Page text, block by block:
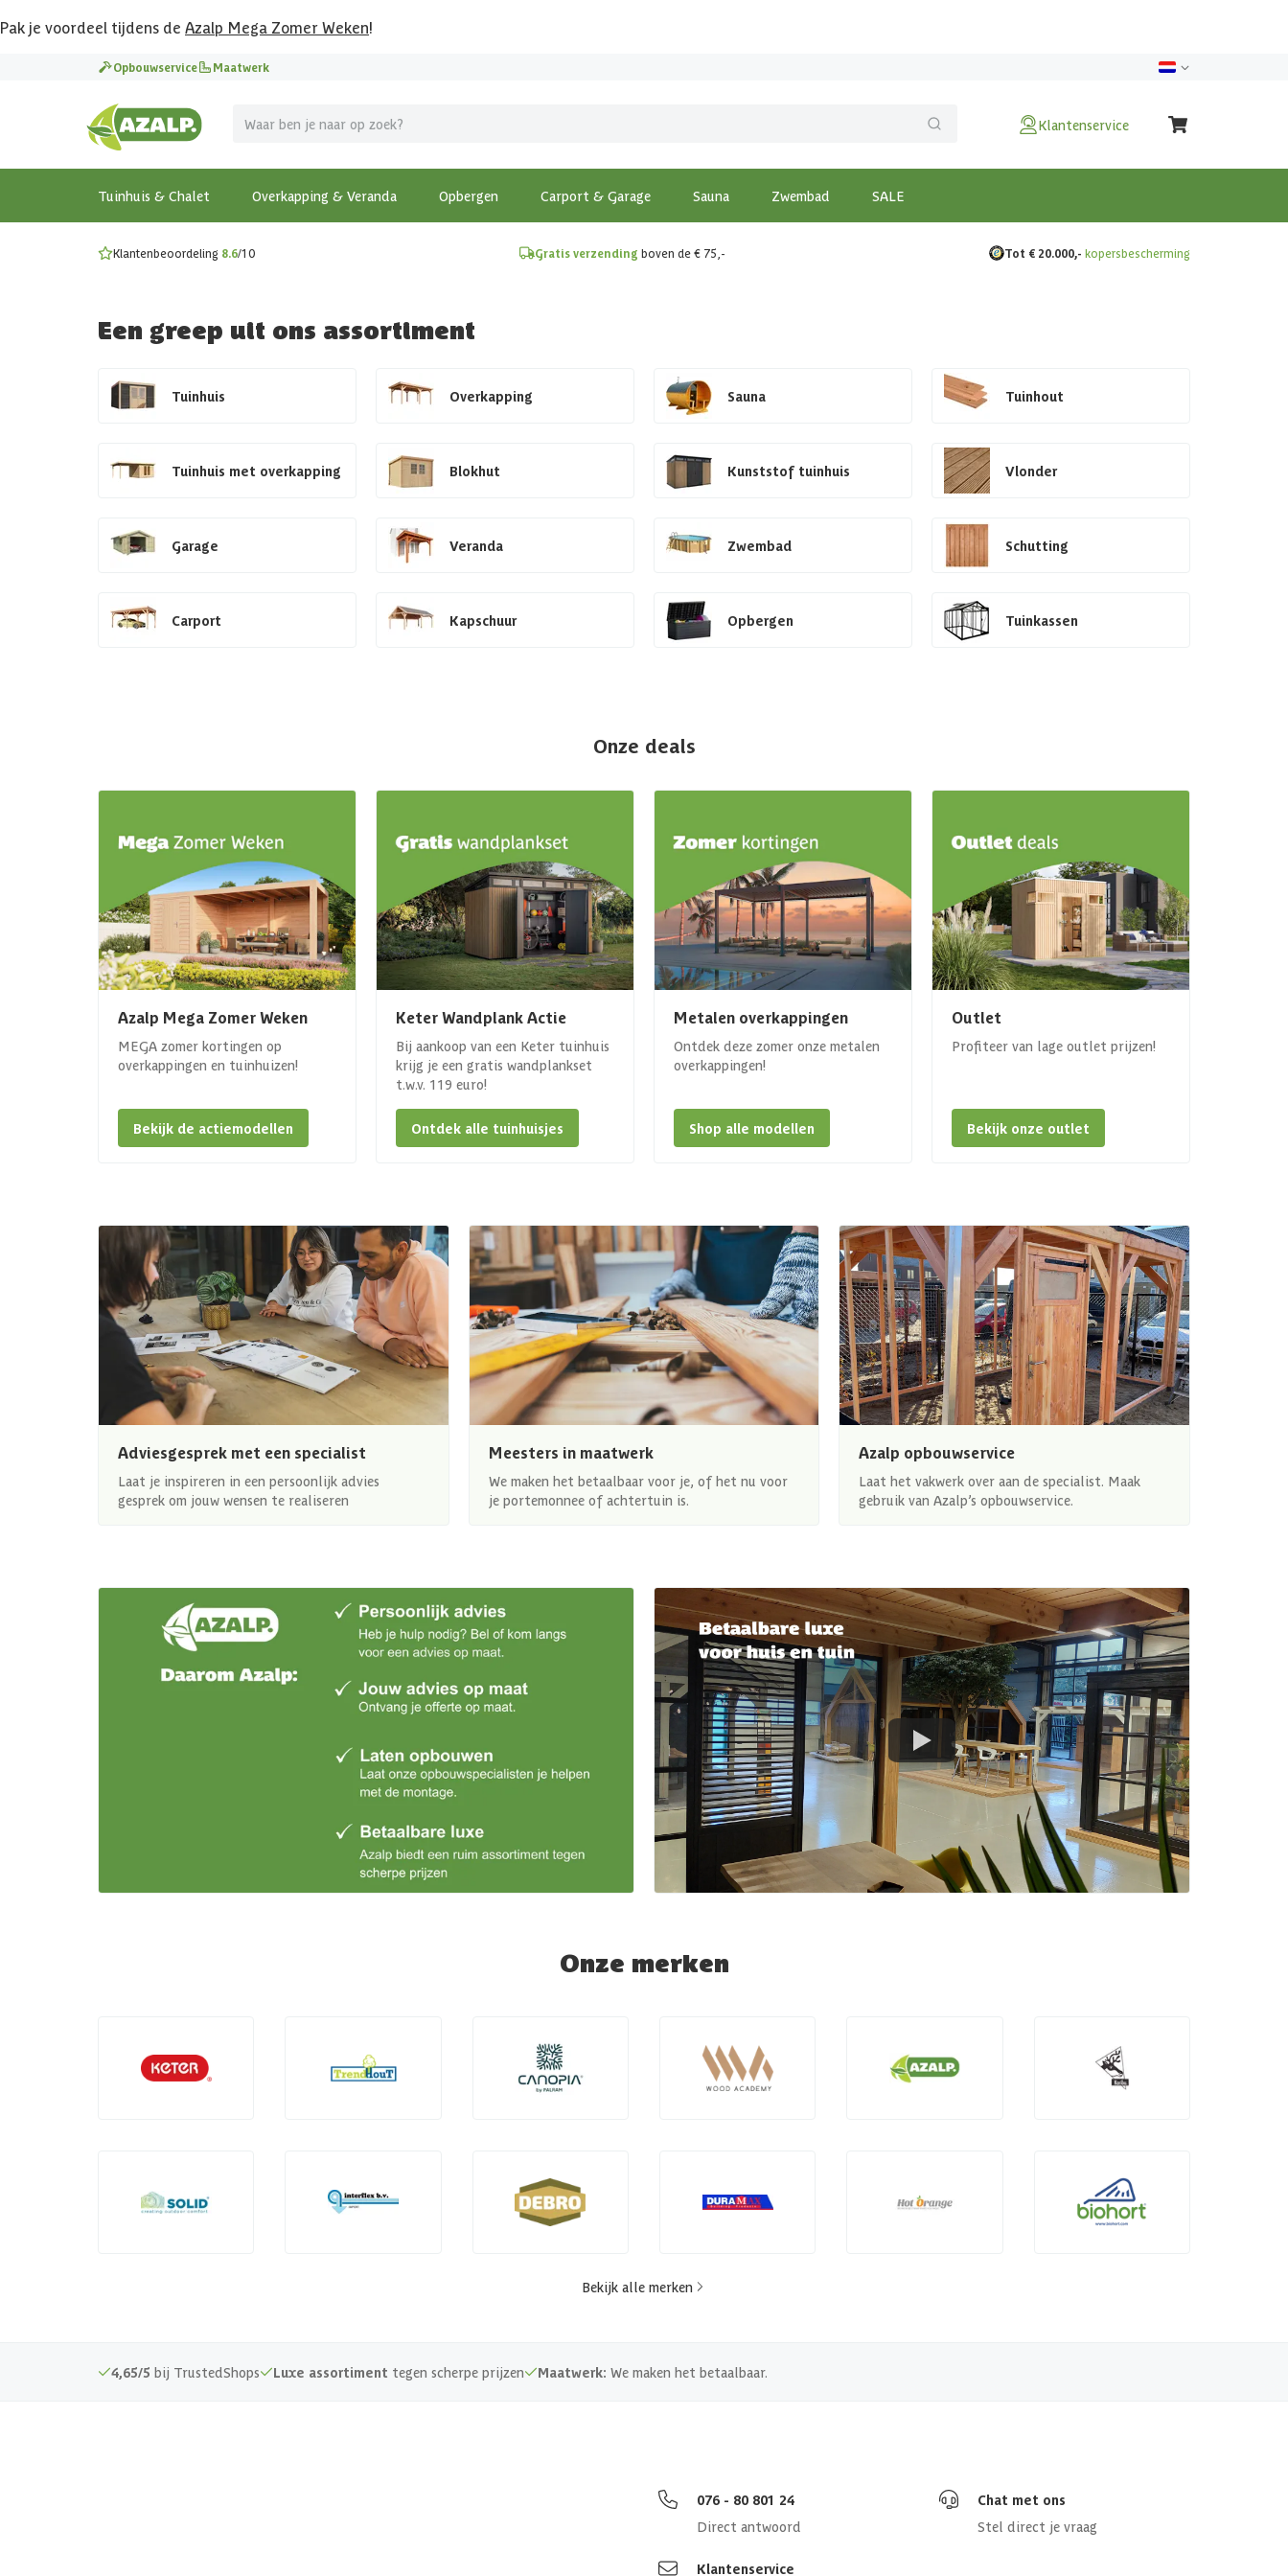
Pak je voordeel tijdens de Azalp Mega Zomer Weken!
Opbouwservice Maatwerk
Klantenservice
Tuinhuis & Chalet Overkapping & Veranda Opbergen Carport & Garage Sauna Zwembad SALE
Vier vakantie in je tuin
MEGA zomer kortingen op overkappingen en tuinhuizen!
Bekijk de actiemodellen
Gratis wandplankset
Ontdek onze metalen overkappingen
Klantenbeoordeling 8.6/10 Gratis verzending boven de € 75,- Tot € 20.000,- kopersbescherming
Een greep uit ons assortiment
Tuinhuis Overkapping Sauna Tuinhout
Tuinhuis met overkapping Blokhut Kunststof tuinhuis Vlonder
Garage Veranda Zwembad Schutting
Carport Kapschuur Opbergen Tuinkassen
Onze deals
Azalp Mega Zomer Weken
MEGA zomer kortingen op
overkappingen en tuinhuizen!
Bekijk de actiemodellen
Keter Wandplank Actie
Bij aankoop van een Keter tuinhuis
krijg je een gratis wandplankset
t.w.v. 119 euro!
Ontdek alle tuinhuisjes
Metalen overkappingen
Ontdek deze zomer onze metalen
overkappingen!
Shop alle modellen
Outlet
Profiteer van lage outlet prijzen!
Bekijk onze outlet
Adviesgesprek met een specialist
Laat je inspireren in een persoonlijk advies
gesprek om jouw wensen te realiseren
Meesters in maatwerk
We maken het betaalbaar voor je, of het nu voor
je portemonnee of achtertuin is.
Azalp opbouwservice
Laat het vakwerk over aan de specialist. Maak
gebruik van Azalp’s opbouwservice.
Onze merken
Bekijk alle merken
4,65/5 bij TrustedShops Luxe assortiment tegen scherpe prijzen Maatwerk: We maken het betaalbaar.
076 - 80 801 24
Direct antwoord
Chat met ons
Stel direct je vraag
Klantenservice